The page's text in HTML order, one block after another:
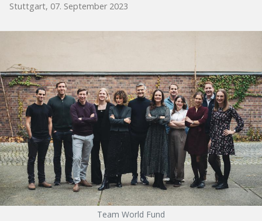
Stuttgart, 07. September 2023
Team World Fund